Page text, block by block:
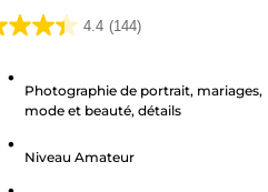
4.4 (144)
Photographie de portrait, mariages,
mode et beauté, détails
Niveau Amateur